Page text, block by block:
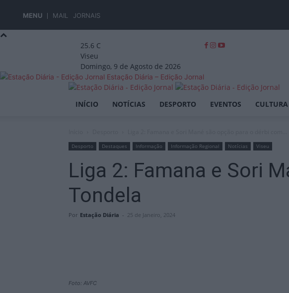
MENU MAIL JORNAIS
25.6 C
Viseu
Domingo, 9 de Agosto de 2026
Estação Diária – Edição Jornal
INÍCIO NOTÍCIAS DESPORTO EVENTOS CULTURA
Desporto Destaques Informação Informação Regional Notícias Viseu
Liga 2: Famana e Sori
Tondela
Por Estação Diária - 25 de Janeiro, 2024
Foto: AVFC